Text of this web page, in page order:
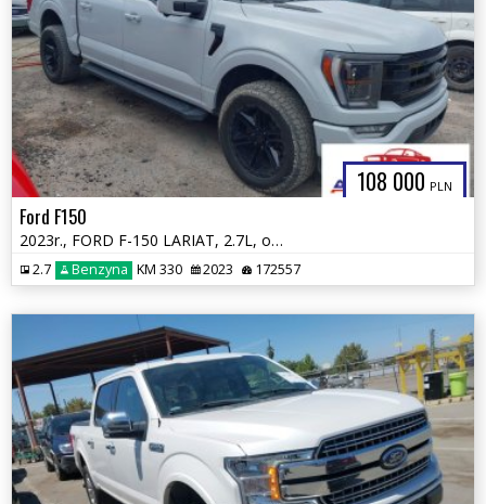
108 000 PLN
Ford F150
2023r., FORD F-150 LARIAT, 2.7L, od ubezpieczalni
2.7 Benzyna KM 330 2023 172557